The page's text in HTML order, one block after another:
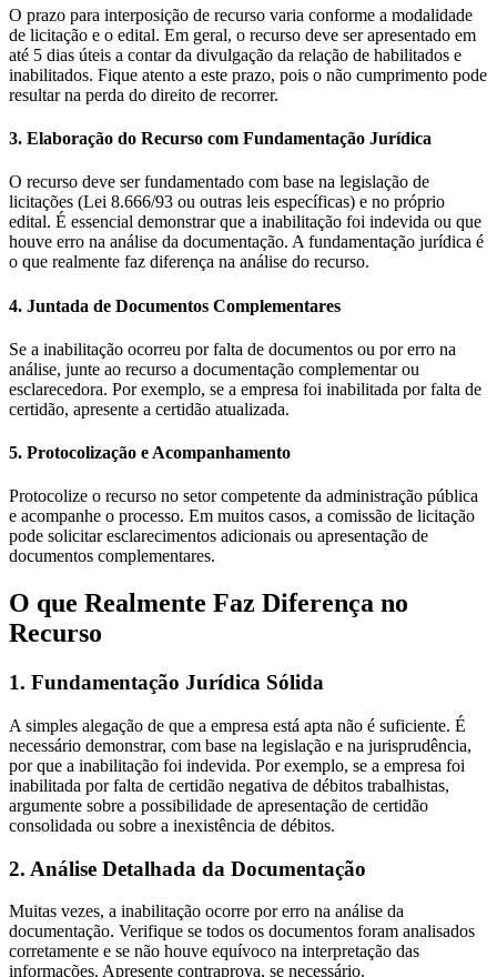
O prazo para interposição de recurso varia conforme a modalidade
de licitação e o edital. Em geral, o recurso deve ser apresentado em
até 5 dias úteis a contar da divulgação da relação de habilitados e
inabilitados. Fique atento a este prazo, pois o não cumprimento pode
resultar na perda do direito de recorrer.
3. Elaboração do Recurso com Fundamentação Jurídica
O recurso deve ser fundamentado com base na legislação de
licitações (Lei 8.666/93 ou outras leis específicas) e no próprio
edital. É essencial demonstrar que a inabilitação foi indevida ou que
houve erro na análise da documentação. A fundamentação jurídica é
o que realmente faz diferença na análise do recurso.
4. Juntada de Documentos Complementares
Se a inabilitação ocorreu por falta de documentos ou por erro na
análise, junte ao recurso a documentação complementar ou
esclarecedora. Por exemplo, se a empresa foi inabilitada por falta de
certidão, apresente a certidão atualizada.
5. Protocolização e Acompanhamento
Protocolize o recurso no setor competente da administração pública
e acompanhe o processo. Em muitos casos, a comissão de licitação
pode solicitar esclarecimentos adicionais ou apresentação de
documentos complementares.
O que Realmente Faz Diferença no
Recurso
1. Fundamentação Jurídica Sólida
A simples alegação de que a empresa está apta não é suficiente. É
necessário demonstrar, com base na legislação e na jurisprudência,
por que a inabilitação foi indevida. Por exemplo, se a empresa foi
inabilitada por falta de certidão negativa de débitos trabalhistas,
argumente sobre a possibilidade de apresentação de certidão
consolidada ou sobre a inexistência de débitos.
2. Análise Detalhada da Documentação
Muitas vezes, a inabilitação ocorre por erro na análise da
documentação. Verifique se todos os documentos foram analisados
corretamente e se não houve equívoco na interpretação das
informações. Apresente contraprova, se necessário.